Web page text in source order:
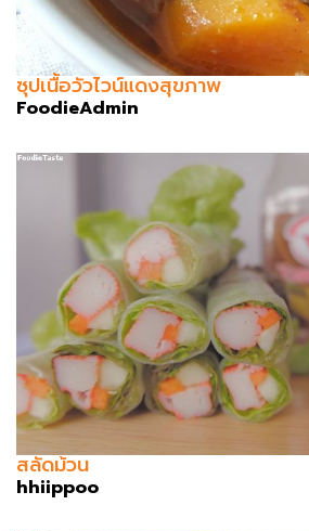
ซุปเนื้อวัวไวน์แดงสุขภาพ
FoodieAdmin
สลัดม้วน
hhiippoo